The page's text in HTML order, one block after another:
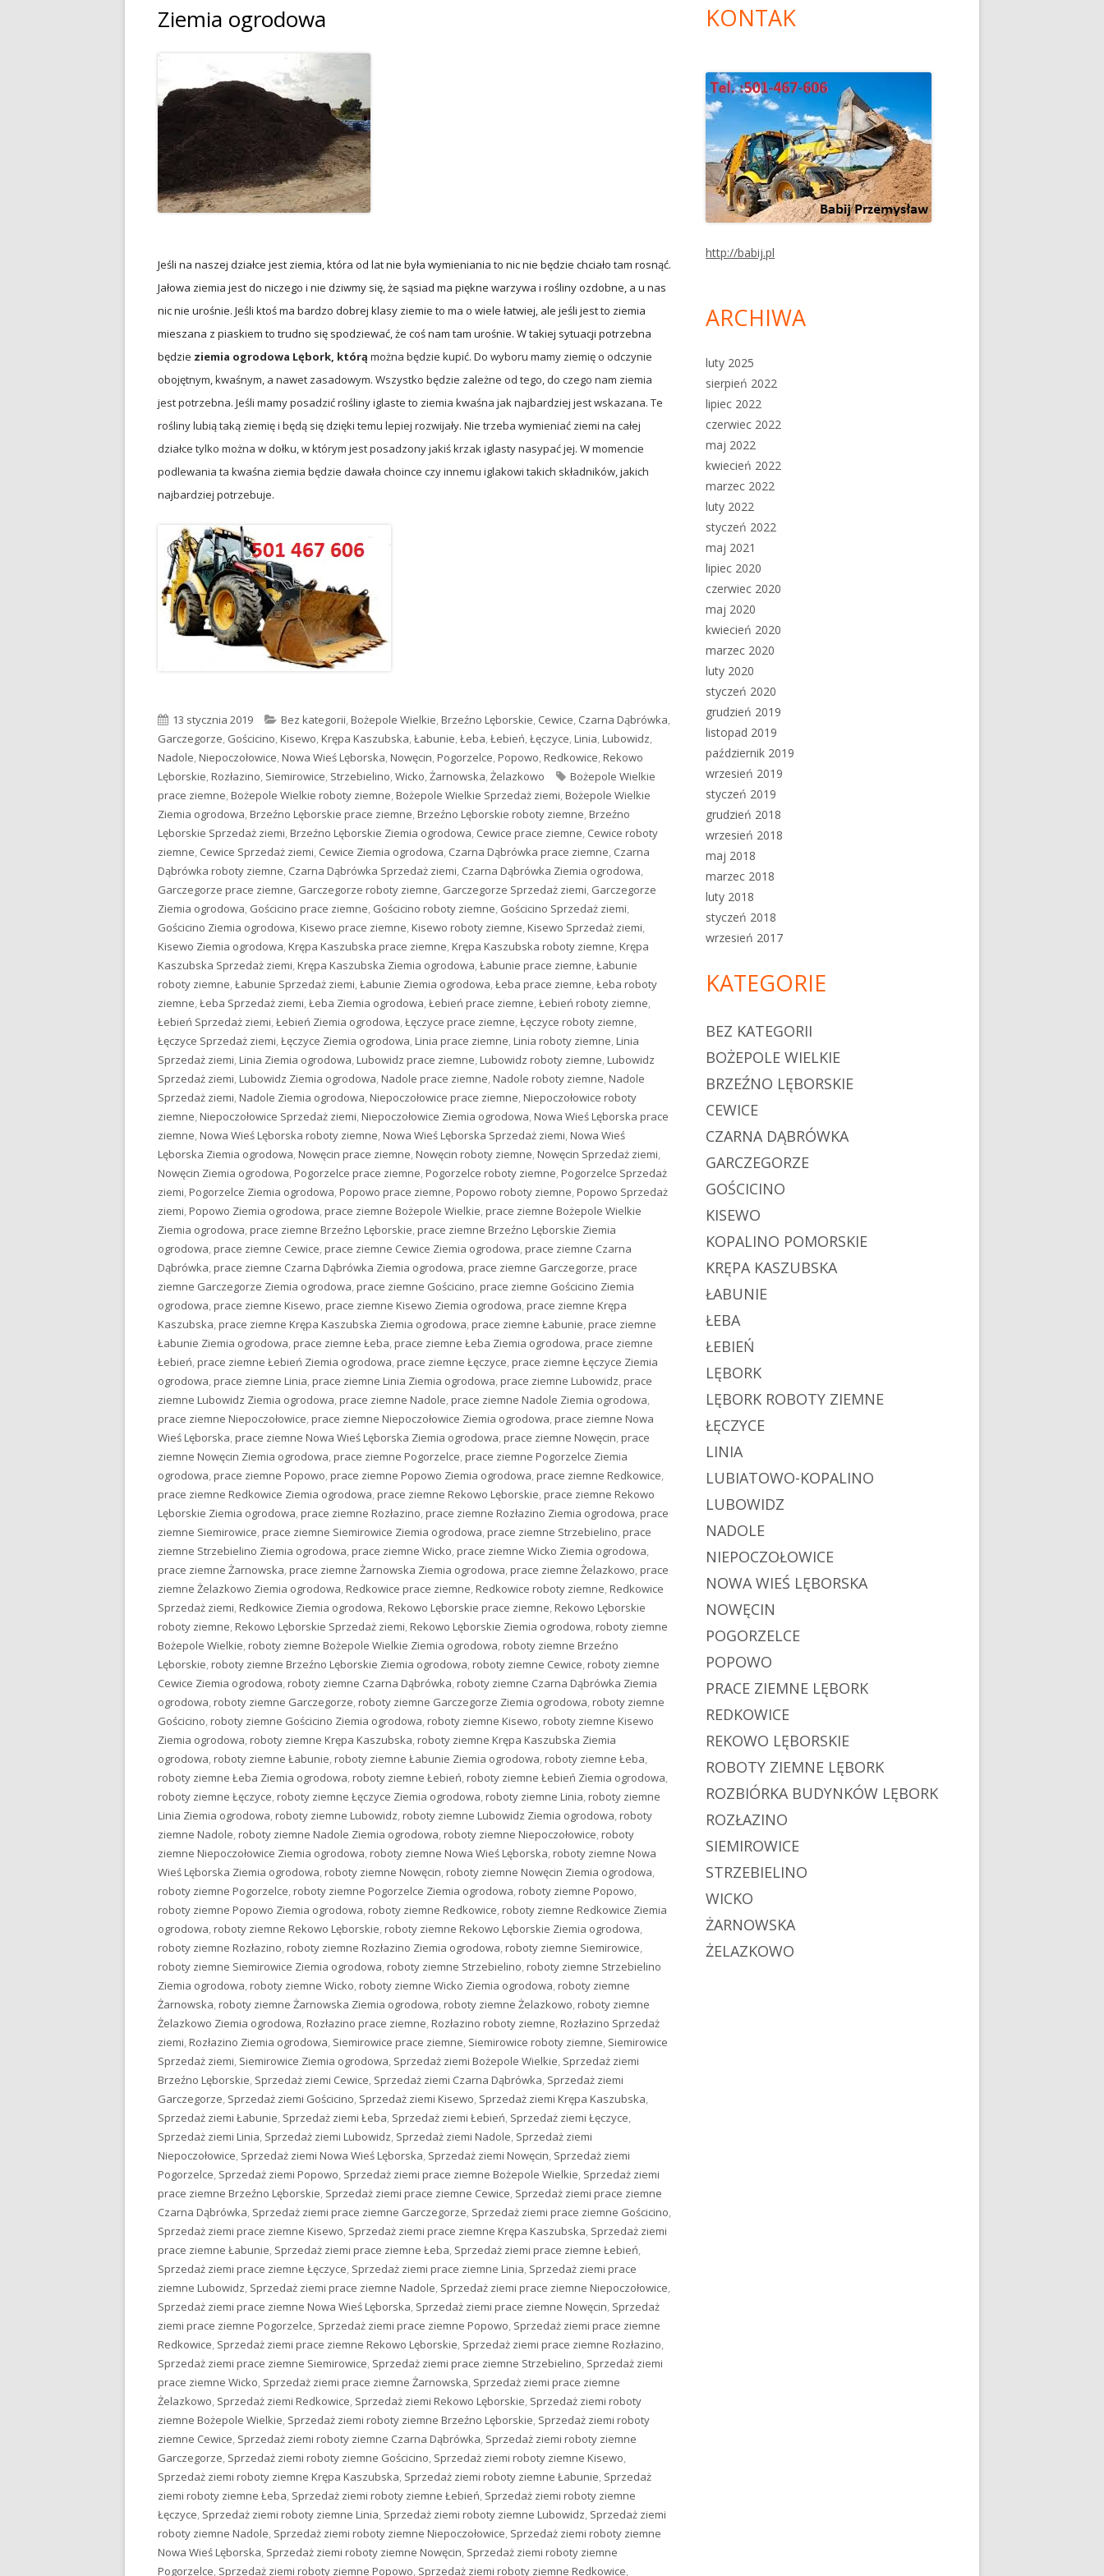
Ziemia ogrodowa
Jeśli na naszej działce jest ziemia, która od lat nie była wymieniania to nic nie będzie chciało tam rosnąć.
Jałowa ziemia jest do niczego i nie dziwmy się, że sąsiad ma piękne warzywa i rośliny ozdobne, a u nas
nic nie urośnie. Jeśli ktoś ma bardzo dobrej klasy ziemie to ma o wiele łatwiej, ale jeśli jest to ziemia
mieszana z piaskiem to trudno się spodziewać, że coś nam tam urośnie. W takiej sytuacji potrzebna
będzie ziemia ogrodowa Lębork, którą można będzie kupić. Do wyboru mamy ziemię o odczynie
obojętnym, kwaśnym, a nawet zasadowym. Wszystko będzie zależne od tego, do czego nam ziemia
jest potrzebna. Jeśli mamy posadzić rośliny iglaste to ziemia kwaśna jak najbardziej jest wskazana. Te
rośliny lubią taką ziemię i będą się dzięki temu lepiej rozwijały. Nie trzeba wymieniać ziemi na całej
działce tylko można w dołku, w którym jest posadzony jakiś krzak iglasty nasypać jej. W momencie
podlewania ta kwaśna ziemia będzie dawała choince czy innemu iglakowi takich składników, jakich
najbardziej potrzebuje.
Opublikowano
13 stycznia 2019 Kategorie
Bez kategorii,Bożepole Wielkie,Brzeźno Lęborskie, Cewice, Czarna Dąbrówka,
Garczegorze, Gościcino,Kisewo,Krępa Kaszubska,Łabunie,Łeba,Łebień,Łęczyce,Linia,Lubowidz,
Nadole,Niepoczołowice,Nowa Wieś Lęborska,Nowęcin,Pogorzelce,Popowo,Redkowice,Rekowo
Lęborskie,Rozłazino, Siemirowice, Strzebielino,Wicko,Żarnowska,Żelazkowo Tagi
Bożepole Wielkie
prace ziemne,Bożepole Wielkie roboty ziemne,Bożepole Wielkie Sprzedaż ziemi,Bożepole Wielkie
Ziemia ogrodowa,Brzeźno Lęborskie prace ziemne,Brzeźno Lęborskie roboty ziemne,Brzeźno
Lęborskie Sprzedaż ziemi,Brzeźno Lęborskie Ziemia ogrodowa, Cewice prace ziemne, Cewice roboty
ziemne, Cewice Sprzedaż ziemi, Cewice Ziemia ogrodowa, Czarna Dąbrówka prace ziemne, Czarna
Dąbrówka roboty ziemne, Czarna Dąbrówka Sprzedaż ziemi, Czarna Dąbrówka Ziemia ogrodowa,
Garczegorze prace ziemne, Garczegorze roboty ziemne, Garczegorze Sprzedaż ziemi, Garczegorze
Ziemia ogrodowa, Gościcino prace ziemne, Gościcino roboty ziemne, Gościcino Sprzedaż ziemi,
Gościcino Ziemia ogrodowa,Kisewo prace ziemne,Kisewo roboty ziemne,Kisewo Sprzedaż ziemi,
Kisewo Ziemia ogrodowa,Krępa Kaszubska prace ziemne,Krępa Kaszubska roboty ziemne,Krępa
Kaszubska Sprzedaż ziemi,Krępa Kaszubska Ziemia ogrodowa,Łabunie prace ziemne,Łabunie
roboty ziemne,Łabunie Sprzedaż ziemi,Łabunie Ziemia ogrodowa,Łeba prace ziemne,Łeba roboty
ziemne,Łeba Sprzedaż ziemi,Łeba Ziemia ogrodowa,Łebień prace ziemne,Łebień roboty ziemne,
Łebień Sprzedaż ziemi,Łebień Ziemia ogrodowa,Łęczyce prace ziemne,Łęczyce roboty ziemne,
Łęczyce Sprzedaż ziemi,Łęczyce Ziemia ogrodowa,Linia prace ziemne,Linia roboty ziemne,Linia
Sprzedaż ziemi,Linia Ziemia ogrodowa,Lubowidz prace ziemne,Lubowidz roboty ziemne,Lubowidz
Sprzedaż ziemi,Lubowidz Ziemia ogrodowa,Nadole prace ziemne,Nadole roboty ziemne,Nadole
Sprzedaż ziemi,Nadole Ziemia ogrodowa,Niepoczołowice prace ziemne,Niepoczołowice roboty
ziemne,Niepoczołowice Sprzedaż ziemi,Niepoczołowice Ziemia ogrodowa,Nowa Wieś Lęborska prace
ziemne,Nowa Wieś Lęborska roboty ziemne,Nowa Wieś Lęborska Sprzedaż ziemi,Nowa Wieś
Lęborska Ziemia ogrodowa,Nowęcin prace ziemne,Nowęcin roboty ziemne,Nowęcin Sprzedaż ziemi,
Nowęcin Ziemia ogrodowa,Pogorzelce prace ziemne,Pogorzelce roboty ziemne,Pogorzelce Sprzedaż
ziemi,Pogorzelce Ziemia ogrodowa,Popowo prace ziemne,Popowo roboty ziemne,Popowo Sprzedaż
ziemi,Popowo Ziemia ogrodowa,prace ziemne Bożepole Wielkie,prace ziemne Bożepole Wielkie
Ziemia ogrodowa,prace ziemne Brzeźno Lęborskie,prace ziemne Brzeźno Lęborskie Ziemia
ogrodowa,prace ziemne Cewice,prace ziemne Cewice Ziemia ogrodowa,prace ziemne Czarna
Dąbrówka,prace ziemne Czarna Dąbrówka Ziemia ogrodowa,prace ziemne Garczegorze,prace
ziemne Garczegorze Ziemia ogrodowa,prace ziemne Gościcino,prace ziemne Gościcino Ziemia
ogrodowa,prace ziemne Kisewo,prace ziemne Kisewo Ziemia ogrodowa,prace ziemne Krępa
Kaszubska,prace ziemne Krępa Kaszubska Ziemia ogrodowa,prace ziemne Łabunie,prace ziemne
Łabunie Ziemia ogrodowa,prace ziemne Łeba,prace ziemne Łeba Ziemia ogrodowa,prace ziemne
Łebień,prace ziemne Łebień Ziemia ogrodowa,prace ziemne Łęczyce,prace ziemne Łęczyce Ziemia
ogrodowa,prace ziemne Linia,prace ziemne Linia Ziemia ogrodowa,prace ziemne Lubowidz,prace
ziemne Lubowidz Ziemia ogrodowa,prace ziemne Nadole,prace ziemne Nadole Ziemia ogrodowa,
prace ziemne Niepoczołowice,prace ziemne Niepoczołowice Ziemia ogrodowa,prace ziemne Nowa
Wieś Lęborska,prace ziemne Nowa Wieś Lęborska Ziemia ogrodowa,prace ziemne Nowęcin,prace
ziemne Nowęcin Ziemia ogrodowa,prace ziemne Pogorzelce,prace ziemne Pogorzelce Ziemia
ogrodowa,prace ziemne Popowo,prace ziemne Popowo Ziemia ogrodowa,prace ziemne Redkowice,
prace ziemne Redkowice Ziemia ogrodowa,prace ziemne Rekowo Lęborskie,prace ziemne Rekowo
Lęborskie Ziemia ogrodowa,prace ziemne Rozłazino,prace ziemne Rozłazino Ziemia ogrodowa,prace
ziemne Siemirowice,prace ziemne Siemirowice Ziemia ogrodowa,prace ziemne Strzebielino,prace
ziemne Strzebielino Ziemia ogrodowa,prace ziemne Wicko,prace ziemne Wicko Ziemia ogrodowa,
prace ziemne Żarnowska,prace ziemne Żarnowska Ziemia ogrodowa,prace ziemne Żelazkowo,prace
ziemne Żelazkowo Ziemia ogrodowa,Redkowice prace ziemne,Redkowice roboty ziemne,Redkowice
Sprzedaż ziemi,Redkowice Ziemia ogrodowa,Rekowo Lęborskie prace ziemne,Rekowo Lęborskie
roboty ziemne,Rekowo Lęborskie Sprzedaż ziemi,Rekowo Lęborskie Ziemia ogrodowa,roboty ziemne
Bożepole Wielkie,roboty ziemne Bożepole Wielkie Ziemia ogrodowa,roboty ziemne Brzeźno
Lęborskie,roboty ziemne Brzeźno Lęborskie Ziemia ogrodowa,roboty ziemne Cewice,roboty ziemne
Cewice Ziemia ogrodowa,roboty ziemne Czarna Dąbrówka,roboty ziemne Czarna Dąbrówka Ziemia
ogrodowa,roboty ziemne Garczegorze,roboty ziemne Garczegorze Ziemia ogrodowa,roboty ziemne
Gościcino,roboty ziemne Gościcino Ziemia ogrodowa,roboty ziemne Kisewo,roboty ziemne Kisewo
Ziemia ogrodowa,roboty ziemne Krępa Kaszubska,roboty ziemne Krępa Kaszubska Ziemia
ogrodowa,roboty ziemne Łabunie,roboty ziemne Łabunie Ziemia ogrodowa,roboty ziemne Łeba,
roboty ziemne Łeba Ziemia ogrodowa,roboty ziemne Łebień,roboty ziemne Łebień Ziemia ogrodowa,
roboty ziemne Łęczyce,roboty ziemne Łęczyce Ziemia ogrodowa,roboty ziemne Linia,roboty ziemne
Linia Ziemia ogrodowa,roboty ziemne Lubowidz,roboty ziemne Lubowidz Ziemia ogrodowa,roboty
ziemne Nadole,roboty ziemne Nadole Ziemia ogrodowa,roboty ziemne Niepoczołowice,roboty
ziemne Niepoczołowice Ziemia ogrodowa,roboty ziemne Nowa Wieś Lęborska,roboty ziemne Nowa
Wieś Lęborska Ziemia ogrodowa,roboty ziemne Nowęcin,roboty ziemne Nowęcin Ziemia ogrodowa,
roboty ziemne Pogorzelce,roboty ziemne Pogorzelce Ziemia ogrodowa,roboty ziemne Popowo,
roboty ziemne Popowo Ziemia ogrodowa,roboty ziemne Redkowice,roboty ziemne Redkowice Ziemia
ogrodowa,roboty ziemne Rekowo Lęborskie,roboty ziemne Rekowo Lęborskie Ziemia ogrodowa,
roboty ziemne Rozłazino,roboty ziemne Rozłazino Ziemia ogrodowa,roboty ziemne Siemirowice,
roboty ziemne Siemirowice Ziemia ogrodowa,roboty ziemne Strzebielino,roboty ziemne Strzebielino
Ziemia ogrodowa,roboty ziemne Wicko,roboty ziemne Wicko Ziemia ogrodowa,roboty ziemne
Żarnowska,roboty ziemne Żarnowska Ziemia ogrodowa,roboty ziemne Żelazkowo,roboty ziemne
Żelazkowo Ziemia ogrodowa,Rozłazino prace ziemne,Rozłazino roboty ziemne,Rozłazino Sprzedaż
ziemi,Rozłazino Ziemia ogrodowa, Siemirowice prace ziemne, Siemirowice roboty ziemne, Siemirowice
Sprzedaż ziemi, Siemirowice Ziemia ogrodowa, Sprzedaż ziemi Bożepole Wielkie, Sprzedaż ziemi
Brzeźno Lęborskie, Sprzedaż ziemi Cewice, Sprzedaż ziemi Czarna Dąbrówka, Sprzedaż ziemi
Garczegorze, Sprzedaż ziemi Gościcino, Sprzedaż ziemi Kisewo, Sprzedaż ziemi Krępa Kaszubska,
Sprzedaż ziemi Łabunie, Sprzedaż ziemi Łeba, Sprzedaż ziemi Łebień, Sprzedaż ziemi Łęczyce,
Sprzedaż ziemi Linia, Sprzedaż ziemi Lubowidz, Sprzedaż ziemi Nadole, Sprzedaż ziemi
Niepoczołowice, Sprzedaż ziemi Nowa Wieś Lęborska, Sprzedaż ziemi Nowęcin, Sprzedaż ziemi
Pogorzelce, Sprzedaż ziemi Popowo, Sprzedaż ziemi prace ziemne Bożepole Wielkie, Sprzedaż ziemi
prace ziemne Brzeźno Lęborskie, Sprzedaż ziemi prace ziemne Cewice, Sprzedaż ziemi prace ziemne
Czarna Dąbrówka, Sprzedaż ziemi prace ziemne Garczegorze, Sprzedaż ziemi prace ziemne Gościcino,
Sprzedaż ziemi prace ziemne Kisewo, Sprzedaż ziemi prace ziemne Krępa Kaszubska, Sprzedaż ziemi
prace ziemne Łabunie, Sprzedaż ziemi prace ziemne Łeba, Sprzedaż ziemi prace ziemne Łebień,
Sprzedaż ziemi prace ziemne Łęczyce, Sprzedaż ziemi prace ziemne Linia, Sprzedaż ziemi prace
ziemne Lubowidz, Sprzedaż ziemi prace ziemne Nadole, Sprzedaż ziemi prace ziemne Niepoczołowice,
Sprzedaż ziemi prace ziemne Nowa Wieś Lęborska, Sprzedaż ziemi prace ziemne Nowęcin, Sprzedaż
ziemi prace ziemne Pogorzelce, Sprzedaż ziemi prace ziemne Popowo, Sprzedaż ziemi prace ziemne
Redkowice, Sprzedaż ziemi prace ziemne Rekowo Lęborskie, Sprzedaż ziemi prace ziemne Rozłazino,
Sprzedaż ziemi prace ziemne Siemirowice, Sprzedaż ziemi prace ziemne Strzebielino, Sprzedaż ziemi
prace ziemne Wicko, Sprzedaż ziemi prace ziemne Żarnowska, Sprzedaż ziemi prace ziemne
Żelazkowo, Sprzedaż ziemi Redkowice, Sprzedaż ziemi Rekowo Lęborskie, Sprzedaż ziemi roboty
ziemne Bożepole Wielkie, Sprzedaż ziemi roboty ziemne Brzeźno Lęborskie, Sprzedaż ziemi roboty
ziemne Cewice, Sprzedaż ziemi roboty ziemne Czarna Dąbrówka, Sprzedaż ziemi roboty ziemne
Garczegorze, Sprzedaż ziemi roboty ziemne Gościcino, Sprzedaż ziemi roboty ziemne Kisewo,
Sprzedaż ziemi roboty ziemne Krępa Kaszubska, Sprzedaż ziemi roboty ziemne Łabunie, Sprzedaż
ziemi roboty ziemne Łeba, Sprzedaż ziemi roboty ziemne Łebień, Sprzedaż ziemi roboty ziemne
Łęczyce, Sprzedaż ziemi roboty ziemne Linia, Sprzedaż ziemi roboty ziemne Lubowidz, Sprzedaż ziemi
roboty ziemne Nadole, Sprzedaż ziemi roboty ziemne Niepoczołowice, Sprzedaż ziemi roboty ziemne
Nowa Wieś Lęborska, Sprzedaż ziemi roboty ziemne Nowęcin, Sprzedaż ziemi roboty ziemne
Pogorzelce, Sprzedaż ziemi roboty ziemne Popowo, Sprzedaż ziemi roboty ziemne Redkowice,
KONTAK
http://babij.pl
ARCHIWA
luty 2025
sierpień 2022
lipiec 2022
czerwiec 2022
maj 2022
kwiecień 2022
marzec 2022
luty 2022
styczeń 2022
maj 2021
lipiec 2020
czerwiec 2020
maj 2020
kwiecień 2020
marzec 2020
luty 2020
styczeń 2020
grudzień 2019
listopad 2019
październik 2019
wrzesień 2019
styczeń 2019
grudzień 2018
wrzesień 2018
maj 2018
marzec 2018
luty 2018
styczeń 2018
wrzesień 2017
KATEGORIE
BEZ KATEGORII
BOŻEPOLE WIELKIE
BRZEŹNO LĘBORSKIE
CEWICE
CZARNA DĄBRÓWKA
GARCZEGORZE
GOŚCICINO
KISEWO
KOPALINO POMORSKIE
KRĘPA KASZUBSKA
ŁABUNIE
ŁEBA
ŁEBIEŃ
LĘBORK
LĘBORK ROBOTY ZIEMNE
ŁĘCZYCE
LINIA
LUBIATOWO-KOPALINO
LUBOWIDZ
NADOLE
NIEPOCZOŁOWICE
NOWA WIEŚ LĘBORSKA
NOWĘCIN
POGORZELCE
POPOWO
PRACE ZIEMNE LĘBORK
REDKOWICE
REKOWO LĘBORSKIE
ROBOTY ZIEMNE LĘBORK
ROZBIÓRKA BUDYNKÓW LĘBORK
ROZŁAZINO
SIEMIROWICE
STRZEBIELINO
WICKO
ŻARNOWSKA
ŻELAZKOWO